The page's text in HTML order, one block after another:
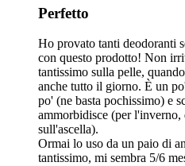
Perfetto
Ho provato tanti deodoranti
con questo prodotto! Non
tantissimo sulla pelle,
anche tutto il giorno. È un
po' (ne basta pochissimo) e
ammorbidisce (per l'inverno,
sull'ascella).
Ormai lo uso da un paio di
tantissimo, mi sembra 5/6